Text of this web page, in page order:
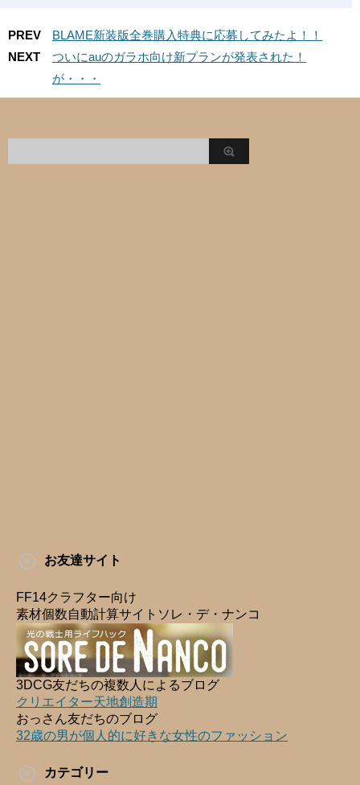
PREV
BLAME新装版全巻購入特典に応募してみたよ！！
NEXT
ついにauのガラホ向け新プランが発表された！
が・・・
お友達サイト
FF14クラフター向け
素材個数自動計算サイトソレ・デ・ナンコ
3DCG友だちの複数人によるブログ
クリエイター天地創造期
おっさん友だちのブログ
32歳の男が個人的に好きな女性のファッション
カテゴリー